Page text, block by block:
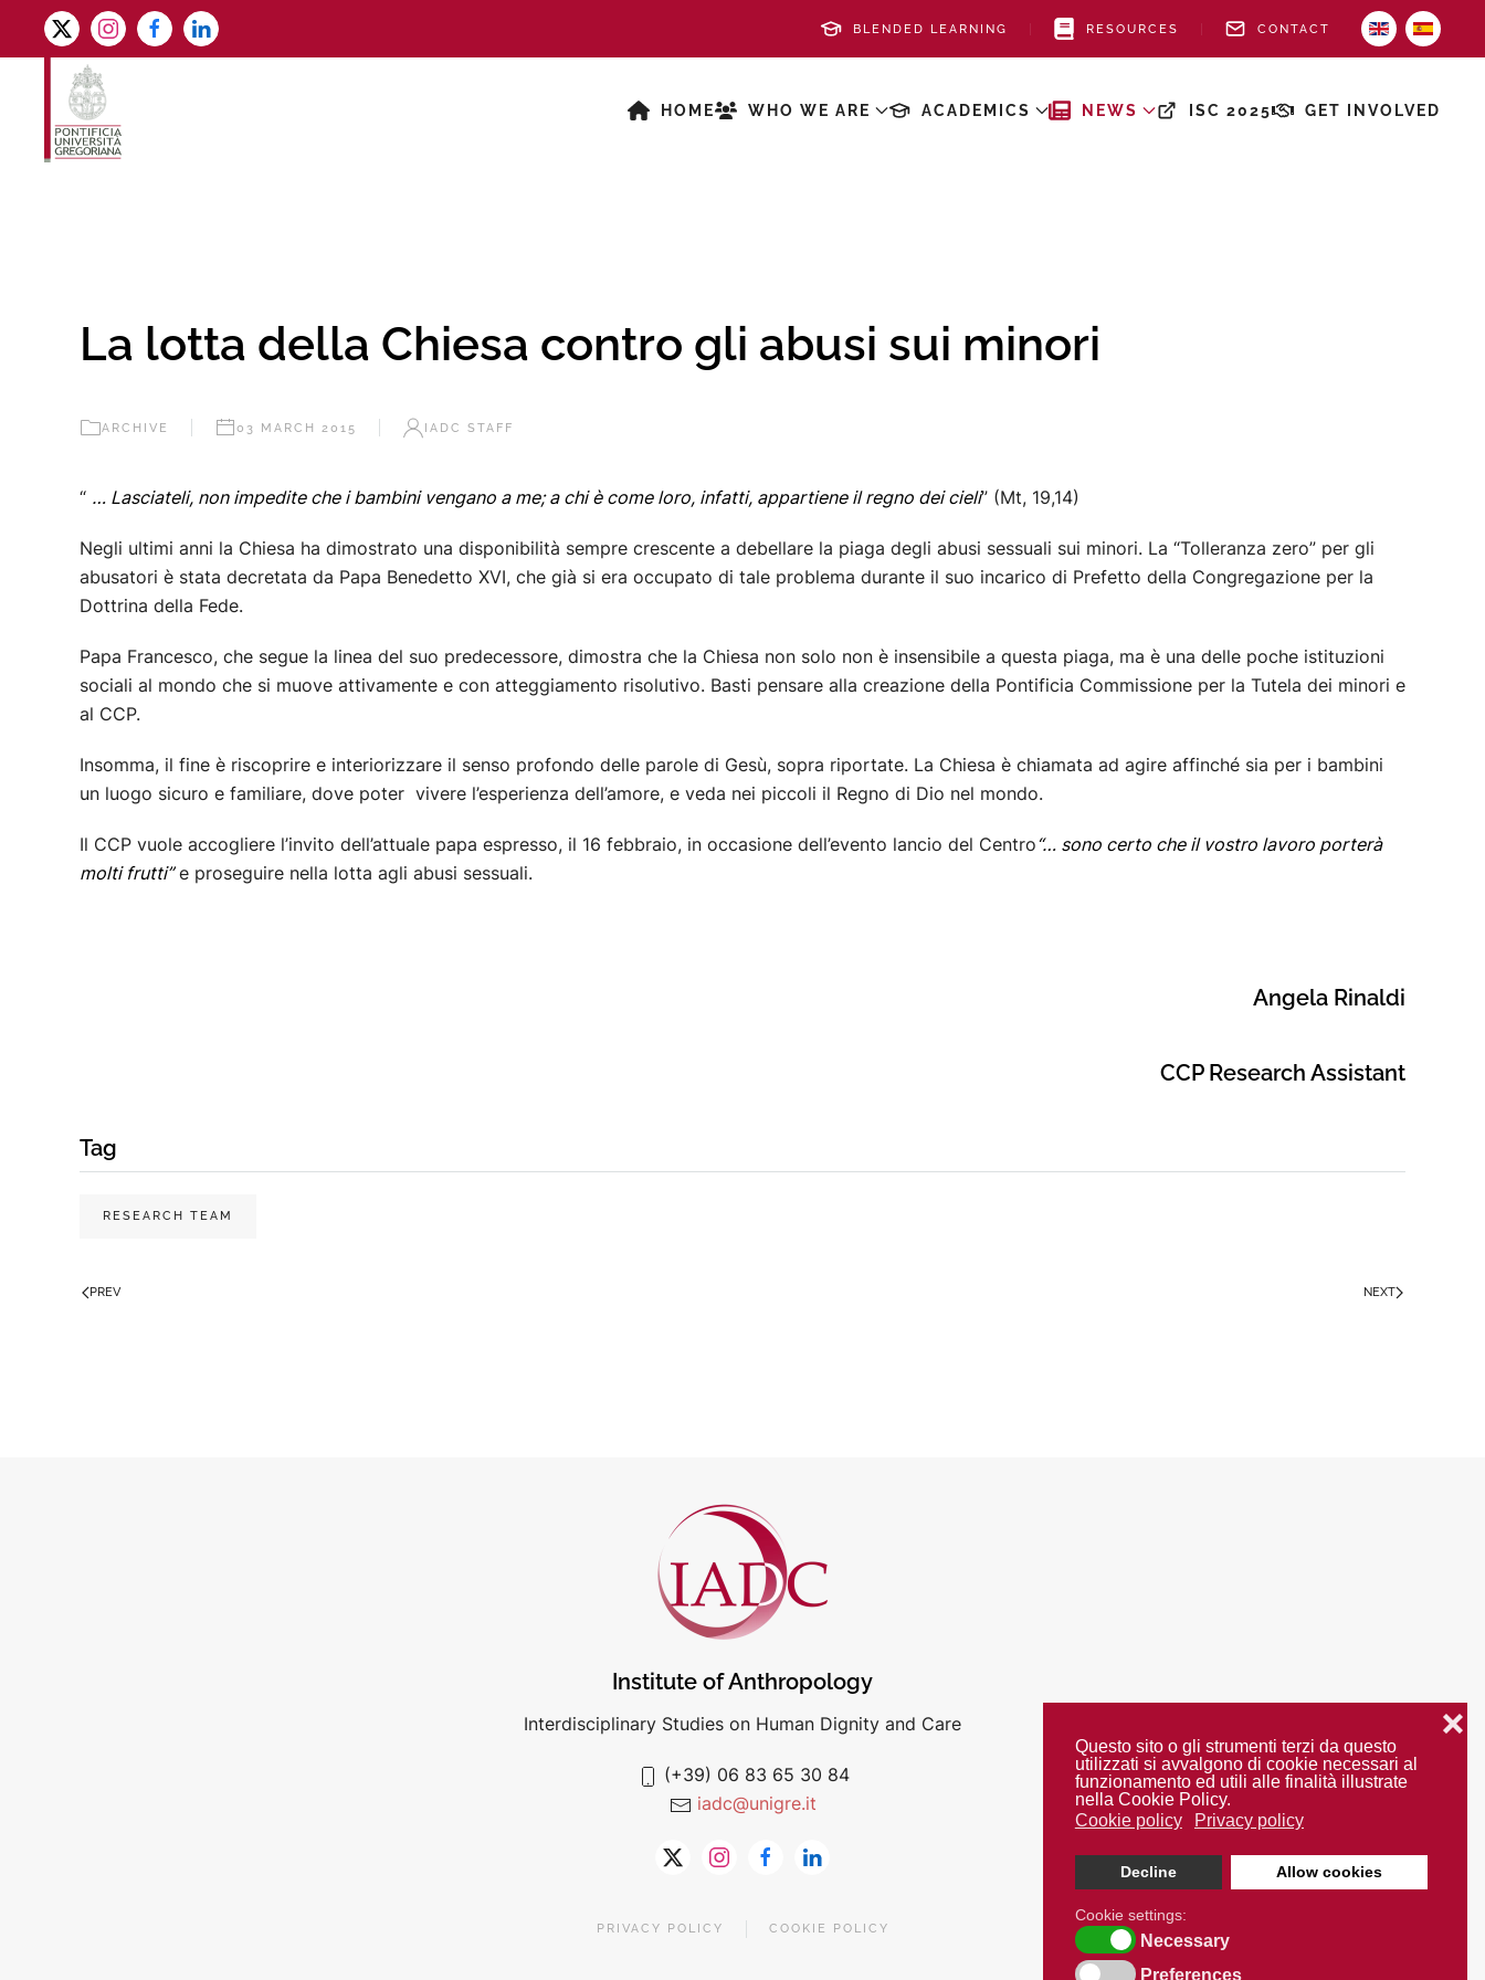
Questo sito o gli strumenti terzi da questo
utilizzati si avvalgono di cookie necessari al
funzionamento ed utili alle finalità illustrate
nella Cookie Policy.
Cookie policy
Privacy policy
Decline Allow cookies
❌
Cookie settings:
Necessary
Preferences
Skip to main content
BLENDED LEARNING RESOURCES CONTACT
HOME WHO WE ARE ACADEMICS NEWS ISC 2025 GET INVOLVED
La lotta della Chiesa contro gli abusi sui minori
ARCHIVE 03 MARCH 2015 IADC STAFF
“ … Lasciateli, non impedite che i bambini vengano a me; a chi è come loro, infatti, appartiene il regno dei cieli” (Mt, 19,14)
Negli ultimi anni la Chiesa ha dimostrato una disponibilità sempre crescente a debellare la piaga degli abusi sessuali sui minori. La “Tolleranza zero” per gli
abusatori è stata decretata da Papa Benedetto XVI, che già si era occupato di tale problema durante il suo incarico di Prefetto della Congregazione per la
Dottrina della Fede.
Papa Francesco, che segue la linea del suo predecessore, dimostra che la Chiesa non solo non è insensibile a questa piaga, ma è una delle poche istituzioni
sociali al mondo che si muove attivamente e con atteggiamento risolutivo. Basti pensare alla creazione della Pontificia Commissione per la Tutela dei minori e
al CCP.
Insomma, il fine è riscoprire e interiorizzare il senso profondo delle parole di Gesù, sopra riportate. La Chiesa è chiamata ad agire affinché sia per i bambini
un luogo sicuro e familiare, dove poter vivere l’esperienza dell’amore, e veda nei piccoli il Regno di Dio nel mondo.
Il CCP vuole accogliere l’invito dell’attuale papa espresso, il 16 febbraio, in occasione dell’evento lancio del Centro“… sono certo che il vostro lavoro porterà
molti frutti”e proseguire nella lotta agli abusi sessuali.
Angela Rinaldi
CCP Research Assistant
Tag
RESEARCH TEAM
PREV NEXT
Institute of Anthropology
Interdisciplinary Studies on Human Dignity and Care
(+39) 06 83 65 30 84
iadc@unigre.it
PRIVACY POLICY COOKIE POLICY